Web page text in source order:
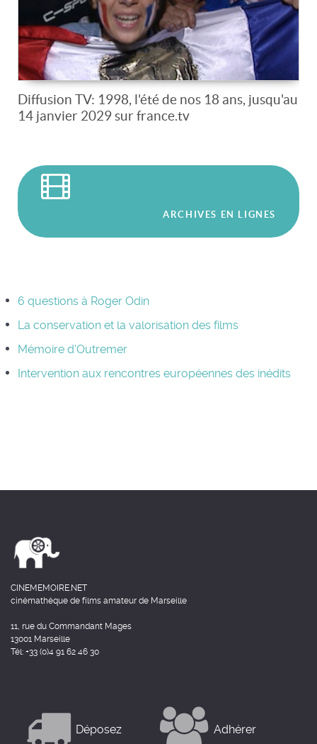
Diffusion TV: 1998, l'été de nos 18 ans, jusqu'au
14 janvier 2029 sur france.tv
ARCHIVES EN LIGNES
6 questions à Roger Odin
La conservation et la valorisation des films
Mémoire d'Outremer
Intervention aux rencontres européennes des inédits
CINEMEMOIRE.NET
cinémathèque de films amateur de Marseille
11, rue du Commandant Mages
13001 Marseille
Tél: +33 (0)4 91 62 46 30
Déposez Adhérer